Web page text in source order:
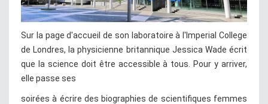
Sur la page d'accueil de son laboratoire à l'Imperial College
de Londres, la physicienne britannique Jessica Wade écrit
que la science doit être accessible à tous. Pour y arriver,
elle passe ses
soirées à écrire des biographies de scientifiques femmes